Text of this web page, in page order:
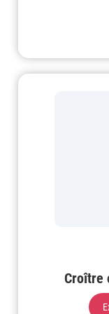
Croître